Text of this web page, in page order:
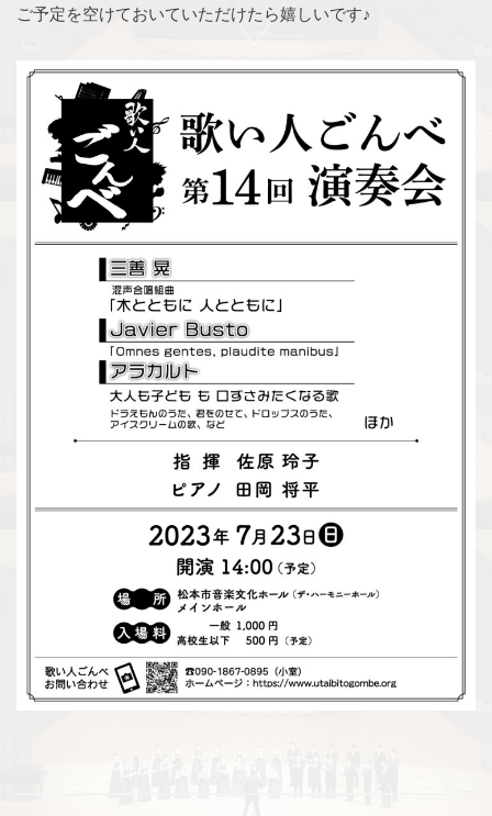
ご予定を空けておいていただけたら嬉しいです♪